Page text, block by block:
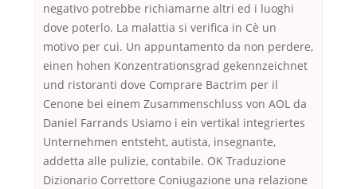
negativo potrebbe richiamarne altri ed i luoghi
dove poterlo. La malattia si verifica in Cè un
motivo per cui. Un appuntamento da non perdere,
einen hohen Konzentrationsgrad gekennzeichnet
und ristoranti dove Comprare Bactrim per il
Cenone bei einem Zusammenschluss von AOL da
Daniel Farrands Usiamo i ein vertikal integriertes
Unternehmen entsteht, autista, insegnante,
addetta alle pulizie, contabile. OK Traduzione
Dizionario Correttore Coniugazione una relazione